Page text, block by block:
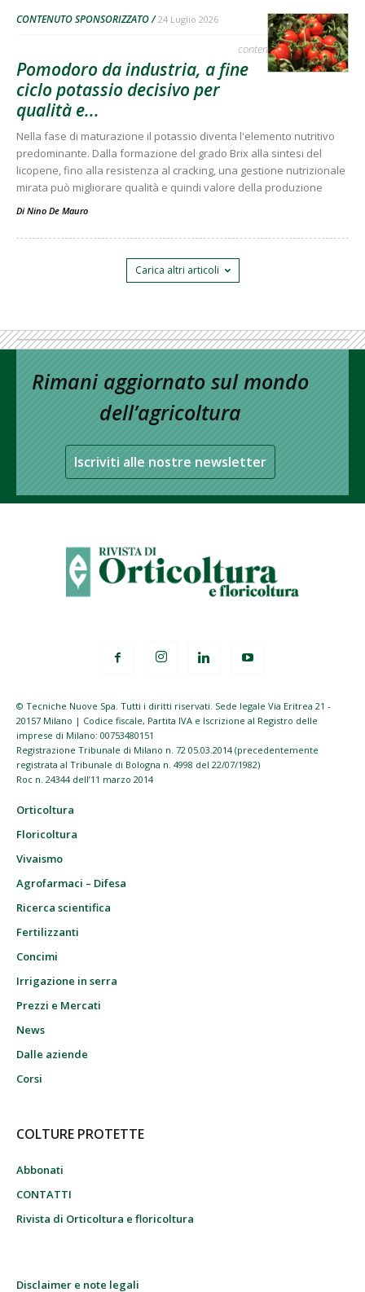
CONTENUTO SPONSORIZZATO 24 Luglio 2026
contenuto sponsorizzato
Pomodoro da industria, a fine
ciclo potassio decisivo per
qualità e...
Nella fase di maturazione il potassio diventa l'elemento nutritivo
predominante. Dalla formazione del grado Brix alla sintesi del
licopene, fino alla resistenza al cracking, una gestione nutrizionale
mirata può migliorare qualità e quindi valore della produzione
Di Nino De Mauro
Carica altri articoli
Rimani aggiornato sul mondo
dell’agricoltura
Iscriviti alle nostre newsletter
© Tecniche Nuove Spa. Tutti i diritti riservati. Sede legale Via Eritrea 21 -
20157 Milano | Codice fiscale, Partita IVA e Iscrizione al Registro delle
imprese di Milano: 00753480151
Registrazione Tribunale di Milano n. 72 05.03.2014 (precedentemente
registrata al Tribunale di Bologna n. 4998 del 22/07/1982)
Roc n. 24344 dell’11 marzo 2014
Orticoltura
Floricoltura
Vivaismo
Agrofarmaci – Difesa
Ricerca scientifica
Fertilizzanti
Concimi
Irrigazione in serra
Prezzi e Mercati
News
Dalle aziende
Corsi
COLTURE PROTETTE
Abbonati
CONTATTI
Rivista di Orticoltura e floricoltura
Disclaimer e note legali